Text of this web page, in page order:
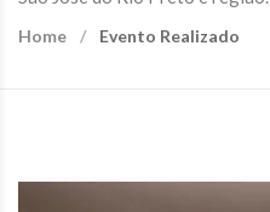
Home Evento Realizado